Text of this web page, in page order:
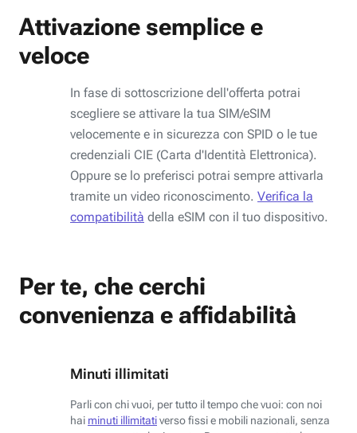
Attivazione semplice e
veloce
In fase di sottoscrizione dell'offerta potrai
scegliere se attivare la tua SIM/eSIM
velocemente e in sicurezza con SPID o le tue
credenziali CIE (Carta d'Identità Elettronica).
Oppure se lo preferisci potrai sempre attivarla
tramite un video riconoscimento. Verifica la
compatibilità della eSIM con il tuo dispositivo.
Per te, che cerchi
convenienza e affidabilità
Minuti illimitati
Parli con chi vuoi, per tutto il tempo che vuoi: con noi
hai minuti illimitativerso fissi e mobili nazionali, senza